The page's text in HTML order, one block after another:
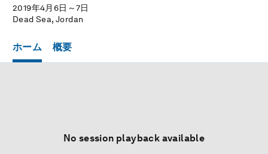
2019年4月6日～7日
Dead Sea, Jordan
ホーム 概要
No session playback available